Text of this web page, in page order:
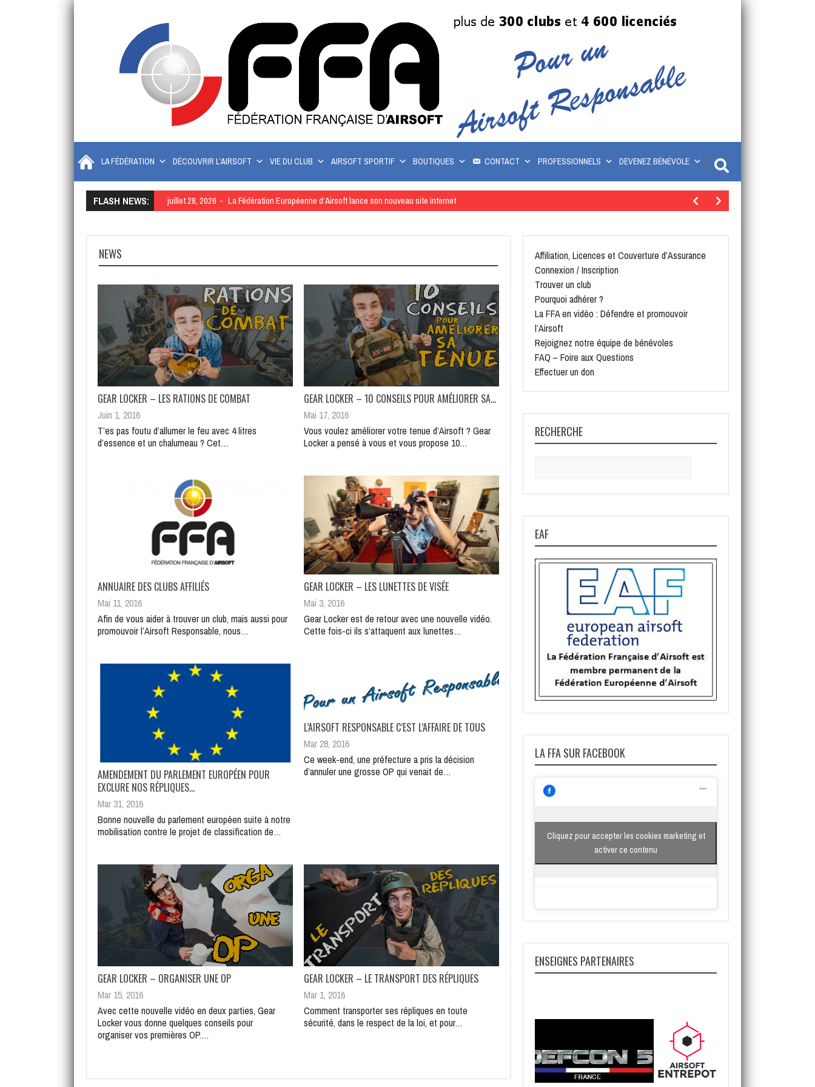
LA FÉDÉRATION DÉCOUVRIR L’AIRSOFT VIE DU CLUB AIRSOFT SPORTIF BOUTIQUES CONTACT PROFESSIONNELS DEVENEZ BÉNÉVOLE
FLASH NEWS: juillet 28, 2026 La Fédération Européenne d’Airsoft lance son nouveau site internet
NEWS
GEAR LOCKER – LES RATIONS DE COMBAT
Juin 1, 2016
T’es pas foutu d’allumer le feu avec 4 litres
d’essence et un chalumeau ? Cet…
GEAR LOCKER – 10 CONSEILS POUR AMÉLIORER SA…
Mai 17, 2016
Vous voulez améliorer votre tenue d’Airsoft ? Gear
Locker a pensé à vous et vous propose 10…
ANNUAIRE DES CLUBS AFFILIÉS
Mai 11, 2016
Afin de vous aider à trouver un club, mais aussi pour
promouvoir l’Airsoft Responsable, nous…
GEAR LOCKER – LES LUNETTES DE VISÉE
Mai 3, 2016
Gear Locker est de retour avec une nouvelle vidéo.
Cette fois-ci ils s’attaquent aux lunettes…
AMENDEMENT DU PARLEMENT EUROPÉEN POUR
EXCLURE NOS RÉPLIQUES…
Mar 31, 2016
Bonne nouvelle du parlement européen suite à notre
mobilisation contre le projet de classification de…
L’AIRSOFT RESPONSABLE C’EST L’AFFAIRE DE TOUS
Mar 28, 2016
Ce week-end, une préfecture a pris la décision
d’annuler une grosse OP qui venait de…
GEAR LOCKER – ORGANISER UNE OP
Mar 15, 2016
Avec cette nouvelle vidéo en deux parties, Gear
Locker vous donne quelques conseils pour
organiser vos premières OP.…
GEAR LOCKER – LE TRANSPORT DES RÉPLIQUES
Mar 1, 2016
Comment transporter ses répliques en toute
sécurité, dans le respect de la loi, et pour…
Affiliation, Licences et Couverture d’Assurance
Connexion / Inscription
Trouver un club
Pourquoi adhérer ?
La FFA en vidéo : Défendre et promouvoir
l’Airsoft
Rejoignez notre équipe de bénévoles
FAQ – Foire aux Questions
Effectuer un don
RECHERCHE
EAF
LA FFA SUR FACEBOOK
Cliquez pour accepter les cookies marketing et
activer ce contenu
ENSEIGNES PARTENAIRES